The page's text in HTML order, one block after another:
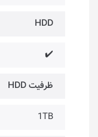
HDD
✔️
ظرفیت HDD
1TB